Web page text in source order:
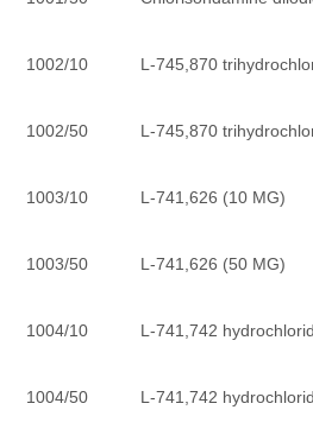
1002/10 L-745,870
1002/50 L-745,870
1003/10 L-741,626 (10 MG)
1003/50 L-741,626 (50 MG)
1004/10 L-741,742
1004/50 L-741,742